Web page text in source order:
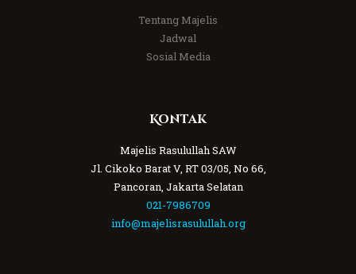
Tentang Majelis
Jadwal
Sosial Media
Kontak
Majelis Rasulullah SAW
Jl. Cikoko Barat V, RT 03/05, No 66,
Pancoran, Jakarta Selatan
021-7986709
info@majelisrasulullah.org